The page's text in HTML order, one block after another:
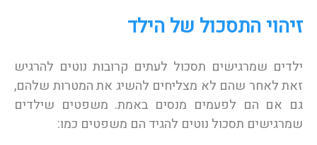
זיהוי התסכול של הילד
ילדים שמרגישים תסכול לעתים קרובות נוטים להרגיש
זאת לאחר שהם לא מצליחים להשיג את המטרות שלהם,
גם אם הם לפעמים מנסים באמת. משפטים שילדים
שמרגישים תסכול נוטים להגיד הם משפטים כמו: